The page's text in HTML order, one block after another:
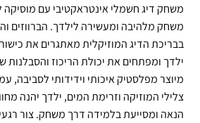
משחק דיג חשמלי אינטראקטיבי עם מוסיקה
משחק מלהיבה ומעשירה לילדך. הברווזים
בבריכת הדיג המוזיקלית מאתגרים את
ילדך ומפתחים את יכולת הריכוז
מיוצר מפלסטיק איכותי וידידותי לסביבה,
צלילי המוזיקה וזרימת המים, ילדך יהנה
הנאה ומסייעת בלמידה דרך משחק. צור